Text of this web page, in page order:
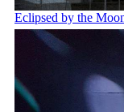
Eclipsed by the